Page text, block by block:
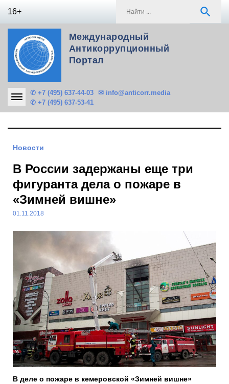
16+ search
Международный
Антикоррупционный
Портал
✆ +7 (495) 637-44-03
✆ +7 (495) 637-53-41
✉ info@anticorr.media
Новости
В России задержаны еще три
фигуранта дела о пожаре в
«Зимней вишне»
01.11.2018
В деле о пожаре в кемеровской «Зимней вишне»